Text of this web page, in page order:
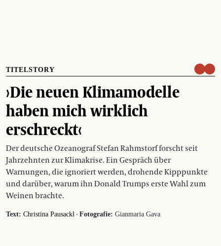
TITELSTORY
›Die neuen Klimamodelle
haben mich wirklich
erschreckt‹
Der deutsche Ozeanograf Stefan Rahmstorf forscht seit
Jahrzehnten zur Klimakrise. Ein Gespräch über
Warnungen, die ignoriert werden, drohende Kipppunkte
und darüber, warum ihn Donald Trumps erste Wahl zum
Weinen brachte.
Text: Christina Pausackl · Fotografie: Gianmaria Gava